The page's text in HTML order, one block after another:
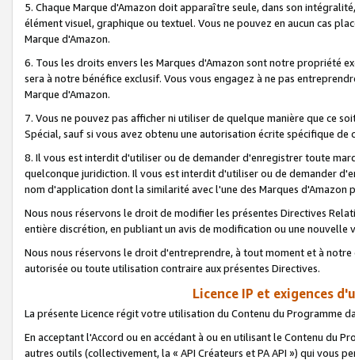
5. Chaque Marque d'Amazon doit apparaître seule, dans son
élément visuel, graphique ou textuel. Vous ne pouvez en aucun cas
Marque d'Amazon.
6. Tous les droits envers les Marques d'Amazon sont notre propriété
sera à notre bénéfice exclusif. Vous vous engagez à ne pas
Marque d'Amazon.
7. Vous ne pouvez pas afficher ni utiliser de quelque manière que ce
Spécial, sauf si vous avez obtenu une autorisation écrite spécifique de
8. Il vous est interdit d'utiliser ou de demander d'enregistrer toute
quelconque juridiction. Il vous est interdit d'utiliser ou de demander
nom d'application dont la similarité avec l'une des Marques
Nous nous réservons le droit de modifier les présentes Directives
entière discrétion, en publiant un avis de modification ou une nouvelle
Nous nous réservons le droit d'entreprendre, à tout moment et à
autorisée ou toute utilisation contraire aux présentes Directives.
Licence IP et exigences
La présente Licence régit votre utilisation du Contenu du Programme
En acceptant l'Accord ou en accédant à ou en utilisant le Contenu du
autres outils (collectivement, la « API Créateurs et PA API ») qui vous